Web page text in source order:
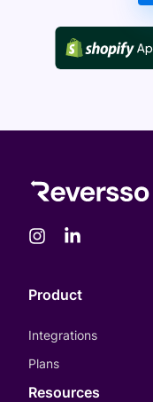
Product
Integrations
Plans
Resources